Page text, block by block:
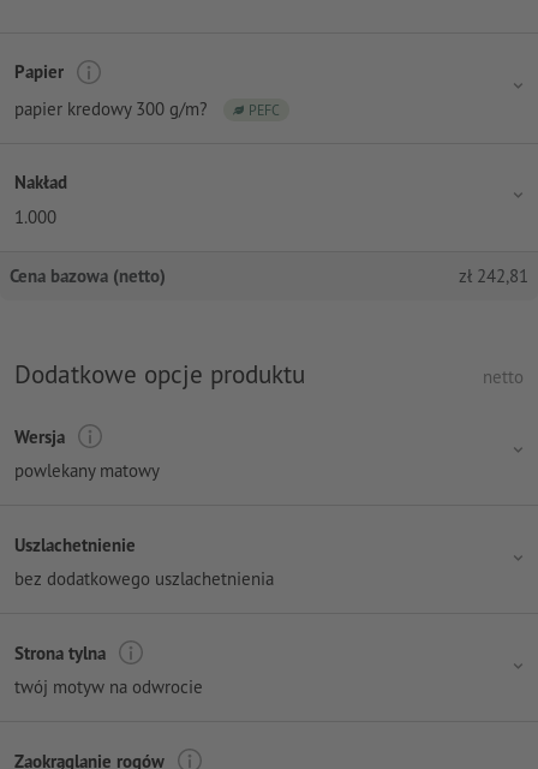
Papier
papier kredowy 300 g/m?
PEFC
Nakład
1.000
Cena bazowa (netto) zł 242,81
Dodatkowe opcje produktu netto
Wersja
powlekany matowy
Uszlachetnienie
bez dodatkowego uszlachetnienia
Strona tylna
twój motyw na odwrocie
Zaokrąglanie rogów